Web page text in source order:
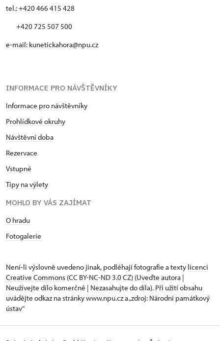
tel.: +420 466 415 428
+420 725 507 500
e-mail: kunetickahora@npu.cz
INFORMACE PRO NÁVŠTĚVNÍKY
Informace pro návštěvníky
Prohlídkové okruhy
Návštěvní doba
Rezervace
Vstupné
Tipy na výlety
MOHLO BY VÁS ZAJÍMAT
O hradu
Fotogalerie
Není-li výslovně uvedeno jinak, podléhají fotografie a texty licenci
Creative Commons (CC BY-NC-ND 3.0 CZ) (Uveďte autora |
Neužívejte dílo komerčně | Nezasahujte do díla). Při užití obsahu
uvádějte odkaz na stránky www.npu.cz a „zdroj: Národní památkový
ústav“